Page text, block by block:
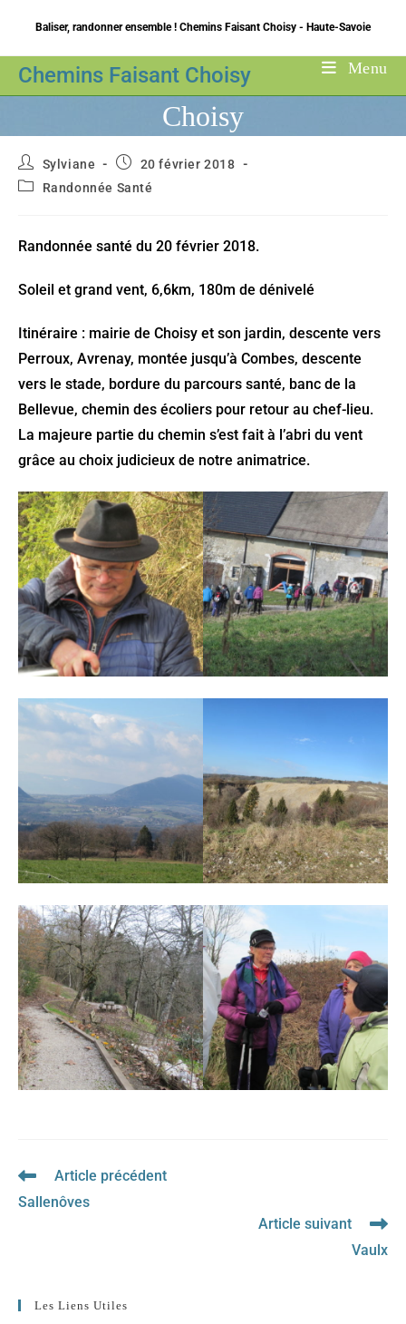
content
Baliser, randonner ensemble ! Chemins Faisant Choisy - Haute-Savoie
Chemins Faisant Choisy Menu
Choisy
Auteur/autrice
de
la
Sylviane
Publication
20 février 2018
PostRandonnée Santé
Randonnée santé du 20 février 2018.
Soleil et grand vent, 6,6km, 180m de dénivelé
Itinéraire : mairie de Choisy et son jardin, descente vers
Perroux, Avrenay, montée jusqu’à Combes, descente
vers le stade, bordure du parcours santé, banc de la
Bellevue, chemin des écoliers pour retour au chef-lieu.
La majeure partie du chemin s’est fait à l’abri du vent
grâce au choix judicieux de notre animatrice.
Read
articles
Article précédent
Sallenôves
Article suivant
Vaulx
Les Liens Utiles